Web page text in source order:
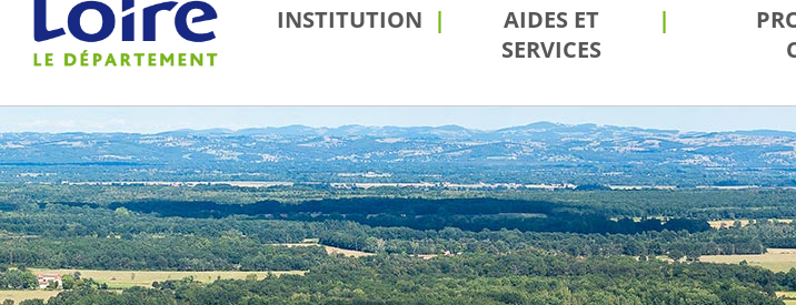
INSTITUTION
AIDES ET
SERVICES